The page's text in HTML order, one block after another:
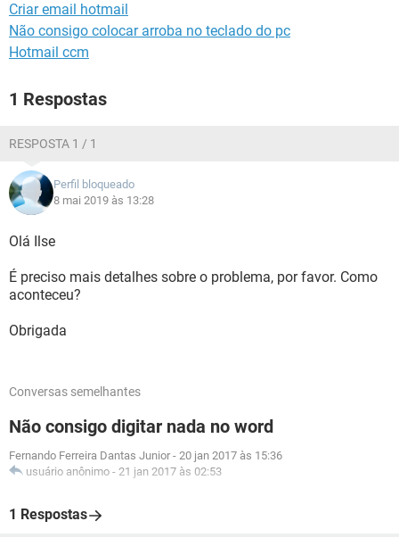
Criar email hotmail
Não consigo colocar arroba no teclado do pc
Hotmail ccm
1 Respostas
RESPOSTA 1 / 1
Perfil bloqueado
8 mai 2019 às 13:28
Olá Ilse
É preciso mais detalhes sobre o problema, por favor. Como
aconteceu?
Obrigada
Conversas semelhantes
Não consigo digitar nada no word
Fernando Ferreira Dantas Junior - 20 jan 2017 às 15:36
usuário anônimo - 21 jan 2017 às 02:53
1 Respostas